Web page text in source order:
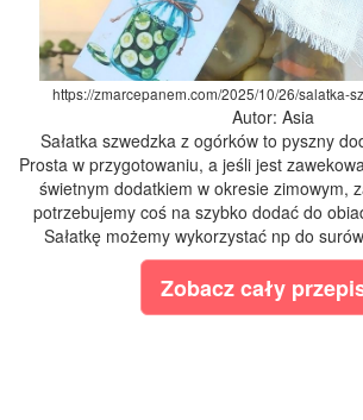
https://zmarcepanem.com/2025/10/26/salatka-
Autor: Asia
Sałatka szwedzka z ogórków to pyszny
Prosta w przygotowaniu, a jeśli jest
świetnym dodatkiem w okresie zimowym,
potrzebujemy coś na szybko dodać do
Sałatkę możemy wykorzystać np do
Zobacz cały